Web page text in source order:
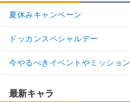
夏休みキャンペーン
ドッカンスペシャルデー
今やるべきイベントやミッション
最新キャラ